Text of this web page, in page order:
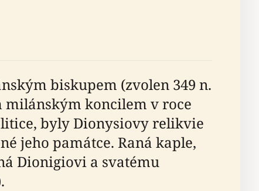
biskupem (zvolen 349 n.
koncilem v roce
byly Dionysiovy relikvie
jeho památce. Raná kaple,
Dionigiovi a svatému